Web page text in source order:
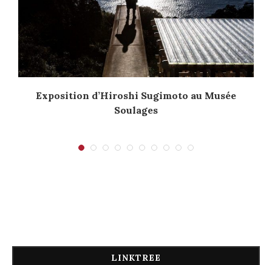
Exposition d’Hiroshi Sugimoto au Musée
Soulages
LINKTREE